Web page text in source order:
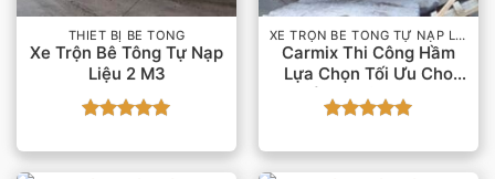
THIẾT BỊ BÊ TÔNG
Xe Trộn Bê Tông Tự Nạp
Liệu 2 M3
hạng55
sao
XE TRỘN BÊ TÔNG TỰ NẠP LIỆU
Carmix Thi Công Hầm
Lựa Chọn Tối Ưu Cho
Cấp Bê Tông 2022
hạng55
sao